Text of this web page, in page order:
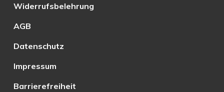
Widerrufsbelehrung
AGB
Datenschutz
Impressum
Barrierefreiheit